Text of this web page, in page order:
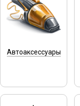
Автоаксессуары